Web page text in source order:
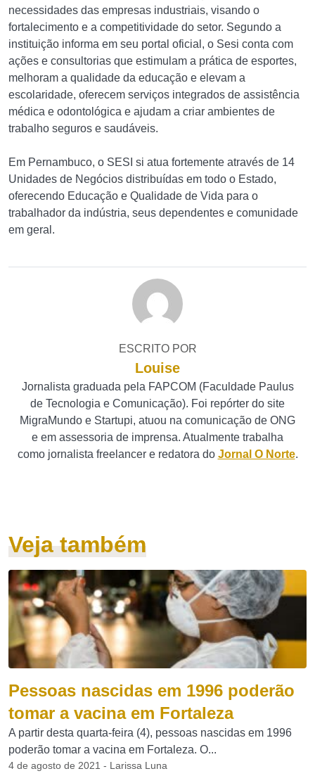
necessidades das empresas industriais, visando o
fortalecimento e a competitividade do setor. Segundo a
instituição informa em seu portal oficial, o Sesi conta com
ações e consultorias que estimulam a prática de esportes,
melhoram a qualidade da educação e elevam a
escolaridade, oferecem serviços integrados de assistência
médica e odontológica e ajudam a criar ambientes de
trabalho seguros e saudáveis.
Em Pernambuco, o SESI ​si atua fortemente através de 14
Unidades de Negócios distribuídas em todo o Estado,
oferecendo Educação e Qualidade de Vida para o
trabalhador da indústria, seus dependentes e comunidade
em geral.
ESCRITO POR
Louise
Jornalista graduada pela FAPCOM (Faculdade Paulus
de Tecnologia e Comunicação). Foi repórter do site
MigraMundo e Startupi, atuou na comunicação de ONG
e em assessoria de imprensa. Atualmente trabalha
como jornalista freelancer e redatora do Jornal O Norte.
Veja também
Pessoas nascidas em 1996 poderão
tomar a vacina em Fortaleza
A partir desta quarta-feira (4), pessoas nascidas em 1996
poderão tomar a vacina em Fortaleza. O...
4 de agosto de 2021 - Larissa Luna